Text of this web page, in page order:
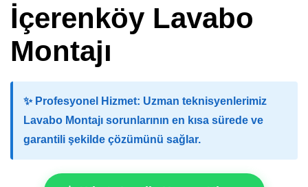
İçerenköy Lavabo
Montajı
✨ Profesyonel Hizmet: Uzman teknisyenlerimiz
Lavabo Montajı sorunlarının en kısa sürede ve
garantili şekilde çözümünü sağlar.